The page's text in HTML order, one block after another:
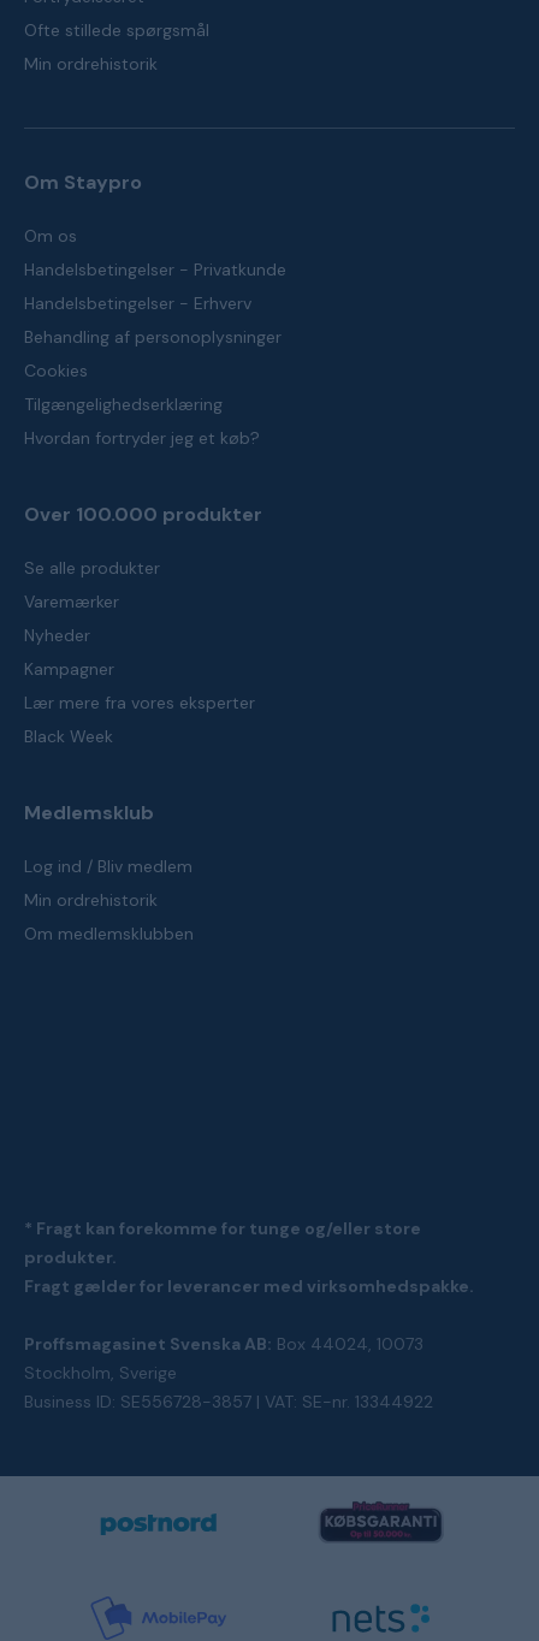
Ofte stillede spørgsmål
Min ordrehistorik
Om Staypro
Om os
Handelsbetingelser - Privatkunde
Handelsbetingelser - Erhverv
Behandling af personoplysninger
Cookies
Tilgængelighedserklæring
Hvordan fortryder jeg et køb?
Over 100.000 produkter
Se alle produkter
Varemærker
Nyheder
Kampagner
Lær mere fra vores eksperter
Black Week
Medlemsklub
Log ind / Bliv medlem
Min ordrehistorik
Om medlemsklubben
* Fragt kan forekomme for tunge og/eller store
produkter.
Fragt gælder for leverancer med virksomhedspakke.
Proffsmagasinet Svenska AB: Box 44024, 10073
Stockholm, Sverige
Business ID: SE556728-3857 | VAT: SE-nr. 13344922